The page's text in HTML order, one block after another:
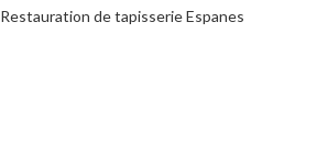
Restauration de tapisserie Espanes